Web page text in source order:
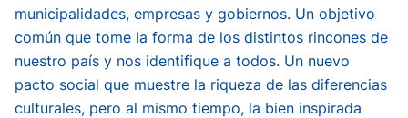
municipalidades, empresas y gobiernos. Un objetivo
común que tome la forma de los distintos rincones de
nuestro país y nos identifique a todos. Un nuevo
pacto social que muestre la riqueza de las diferencias
culturales, pero al mismo tiempo, la bien inspirada